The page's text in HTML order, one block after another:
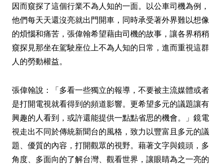
因而窺探了這個行業不為人知的一面。以公車司機為例，
他們每天天還沒亮就出門開車，同時承受著外界難以想像
的煩惱和痛苦，張偉翰希望藉由司機的故事，讓各界稍稍
窺探見那坐在駕駛座位上不為人知的日常，進而重視這群
人的勞動權益。
張偉翰說：「多看一些獨立的報導，不要被主流媒體或者
是打開電視就看得到的頻道影響。更希望多元的議題讓有
興趣的人看到，或許還能提供一點點省思的機會。」鏡電
視走出不同於傳統新聞台的風格，致力以豐富且多元的議
題、優質的內容，打開觀眾的視野。藉著文字與鏡頭，多
角度、多面向的了解台灣、觀看世界，讓眼睛為之一亮的